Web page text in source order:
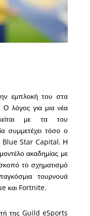
εμπλοκή του στα
λόγος για μια νέα
με τα του
συμμετέχει τόσο ο
Blue Star Capital. Η
ακαδημίας με
το σχηματισμό
τουρνουά
και Fortnite.
της Guild eSports